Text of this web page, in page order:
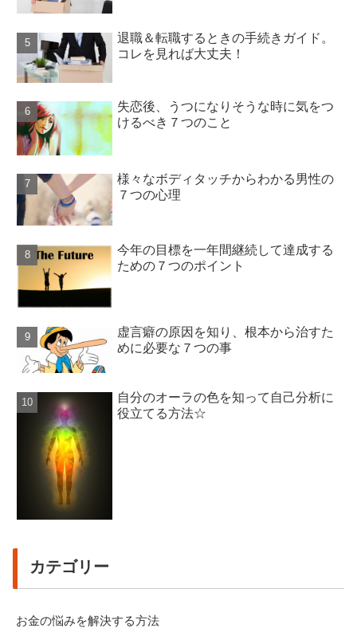
退職＆転職するときの手続きガイド。
コレを見れば大丈夫！
失恋後、うつになりそうな時に気をつ
けるべき７つのこと
様々なボディタッチからわかる男性の
７つの心理
今年の目標を一年間継続して達成する
ための７つのポイント
虚言癖の原因を知り、根本から治すた
めに必要な７つの事
自分のオーラの色を知って自己分析に
役立てる方法☆
カテゴリー
お金の悩みを解決する方法